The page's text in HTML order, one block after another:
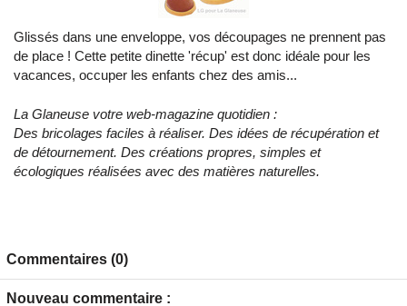
Glissés dans une enveloppe, vos découpages ne prennent pas
de place ! Cette petite dinette 'récup' est donc idéale pour les
vacances, occuper les enfants chez des amis...
La Glaneuse votre web-magazine quotidien :
Des bricolages faciles à réaliser. Des idées de récupération et
de détournement. Des créations propres, simples et
écologiques réalisées avec des matières naturelles.
Commentaires (0)
Nouveau commentaire :